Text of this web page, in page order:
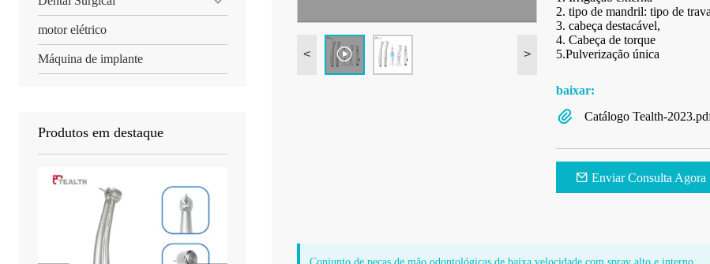
motor elétrico
Máquina de implante
Produtos em destaque
< >
2. tipo de mandril: tipo de trava
3. cabeça destacável,
4. Cabeça de torque
5.Pulverização única
baixar:
Catálogo Tealth-
Enviar Consulta Agora